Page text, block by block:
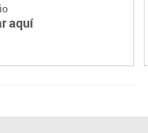
aquí